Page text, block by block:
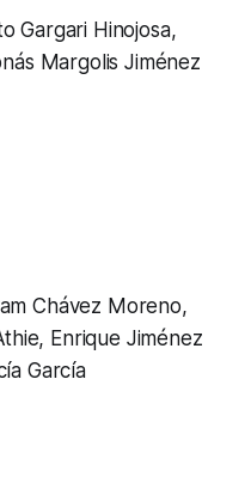
Gargari Hinojosa,
Margolis Jiménez
Chávez Moreno,
Enrique Jiménez
García